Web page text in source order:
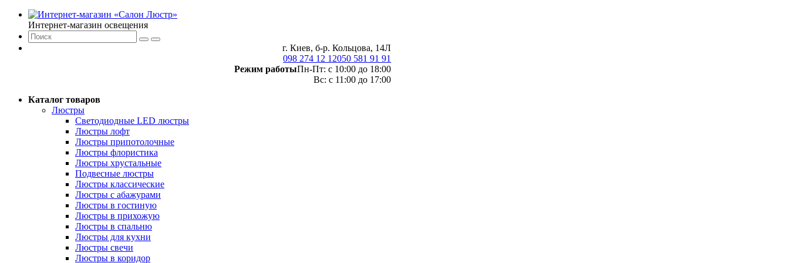
Интернет-магазин освещения
г. Киев, б-р. Кольцова, 14Л
098 274 12 12050 581 91 91
Режим работыПн-Пт: с 10:00 до 18:00
Вс: с 11:00 до 17:00
Каталог товаров
Люстры
Светодиодные LED люстры
Люстры лофт
Люстры припотолочные
Люстры флористика
Люстры хрустальные
Подвесные люстры
Люстры классические
Люстры с абажурами
Люстры в гостиную
Люстры в прихожую
Люстры в спальню
Люстры для кухни
Люстры свечи
Люстры в коридор